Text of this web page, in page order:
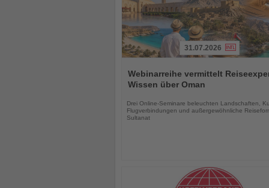
Sie
die
31.07.2026
Webinarreihe vermittelt
Wissen über Oman
Drei Online-Seminare beleuchten Landschaften,
Flugverbindungen und außergewöhnliche
Sultanat